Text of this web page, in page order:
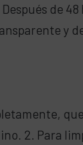
de
y
2. Para